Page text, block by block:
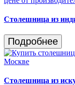
Столешница из
Подробнее
Столешница из